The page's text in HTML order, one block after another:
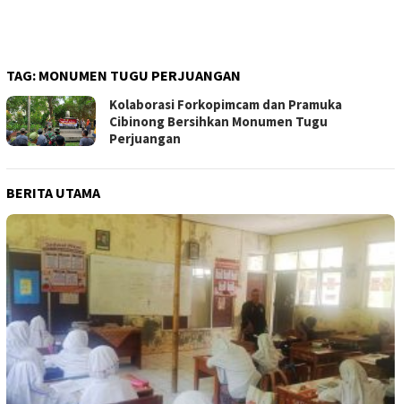
TAG: MONUMEN TUGU PERJUANGAN
Kolaborasi Forkopimcam dan Pramuka
Cibinong Bersihkan Monumen Tugu
Perjuangan
BERITA UTAMA